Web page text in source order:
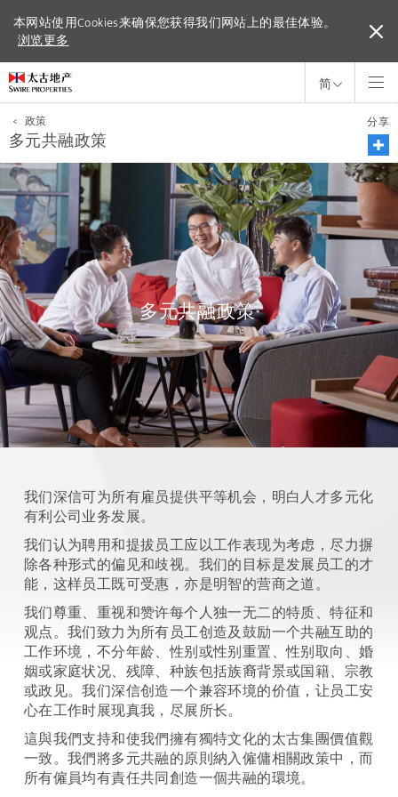
本网站使用Cookies来确保您获得我们网站上的最佳体验。
浏览更多
本网站使用Cookies来确保您获得我们网站上的最佳体验。
浏览更多
简
< 政策
多元共融政策
分享
多元共融政策
我们深信可为所有雇员提供平等机会，明白人才多元化
有利公司业务发展。
我们认为聘用和提拔员工应以工作表现为考虑，尽力摒
除各种形式的偏见和歧视。我们的目标是发展员工的才
能，这样员工既可受惠，亦是明智的营商之道。
我们尊重、重视和赞许每个人独一无二的特质、特征和
观点。我们致力为所有员工创造及鼓励一个共融互助的
工作环境，不分年龄、性别或性别重置、性别取向、婚
姻或家庭状况、残障、种族包括族裔背景或国籍、宗教
或政见。我们深信创造一个兼容环境的价值，让员工安
心在工作时展现真我，尽展所长。
這與我們支持和使我們擁有獨特文化的太古集團價值觀
一致。我們將多元共融的原則納入僱傭相關政策中，而
所有僱員均有責任共同創造一個共融的環境。